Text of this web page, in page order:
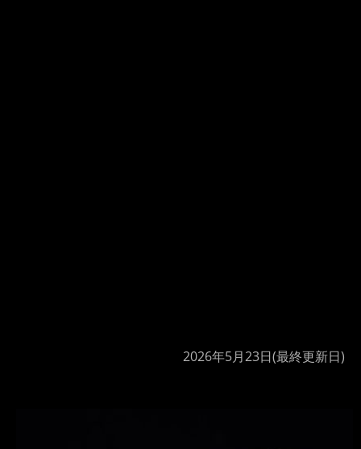
2026年5月23日(最終更新日)